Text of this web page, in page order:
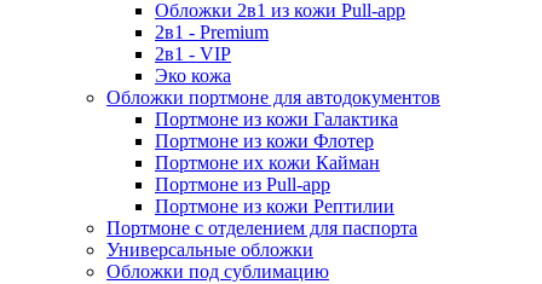
Обложки 2в1 из кожи Pull-app
2в1 - Premium
2в1 - VIP
Эко кожа
Обложки портмоне для автодокументов
Портмоне из кожи Галактика
Портмоне из кожи Флотер
Портмоне их кожи Кайман
Портмоне из Pull-app
Портмоне из кожи Рептилии
Портмоне с отделением для паспорта
Универсальные обложки
Обложки под сублимацию